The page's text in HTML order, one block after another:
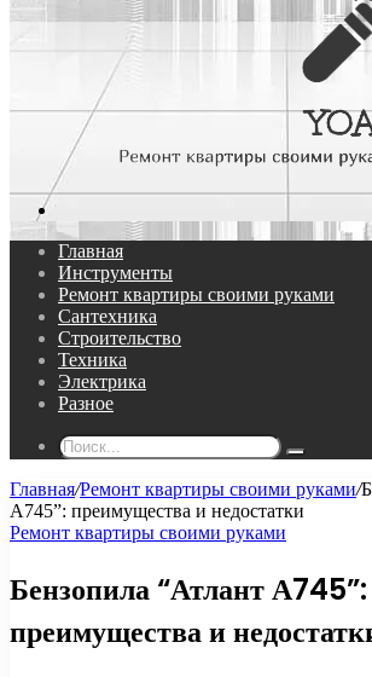
Главная
Инструменты
Ремонт квартиры своими руками
Сантехника
Строительство
Техника
Электрика
Разное
Поиск...
Главная/Ремонт квартиры своими руками/
А745”: преимущества и недостатки
Ремонт квартиры своими руками
Бензопила “Атлант А745”:
преимущества и